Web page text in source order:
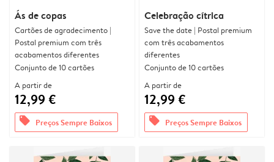
Ás de copas
Cartões de agradecimento |
Postal premium com três
acabamentos diferentes
Conjunto de 10 cartões
A partir de
12,99 €
offers Preços Sempre Baixos
Celebração cítrica
Save the date | Postal premium
com três acabamentos
diferentes
Conjunto de 10 cartões
A partir de
12,99 €
offers Preços Sempre Baixos